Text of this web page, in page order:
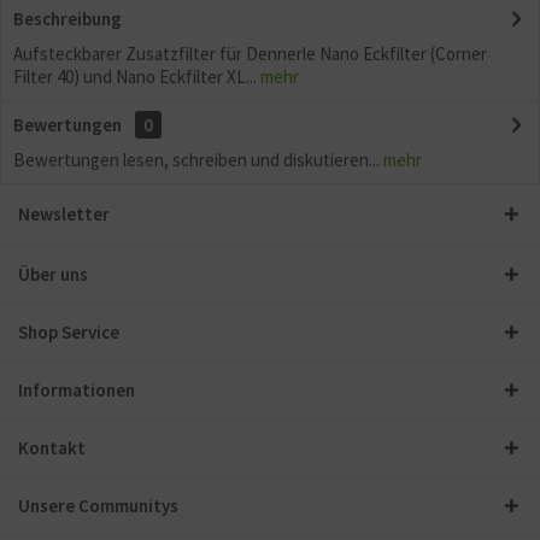
Beschreibung
Aufsteckbarer Zusatzfilter für Dennerle Nano Eckfilter (Corner
Filter 40) und Nano Eckfilter XL... mehr
Bewertungen
0
Bewertungen lesen, schreiben und diskutieren... mehr
Newsletter
Über uns
Shop Service
Informationen
Kontakt
Unsere Communitys